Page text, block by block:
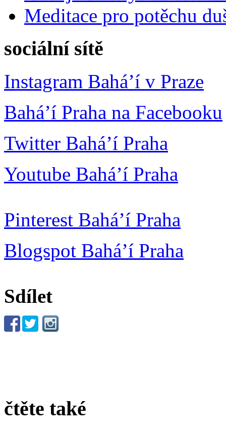
Meditace pro potěchu
sociální sítě
Instagram Bahá’í v Praze
Bahá’í Praha na Facebooku
Twitter Bahá’í Praha
Youtube Bahá’í Praha
Pinterest Bahá’í Praha
Blogspot Bahá’í Praha
Sdílet
čtěte také